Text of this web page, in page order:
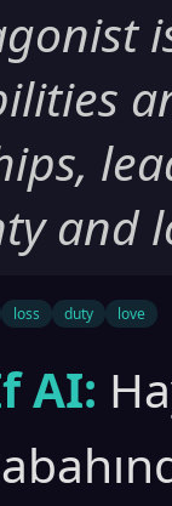
and
loss duty love
AI: